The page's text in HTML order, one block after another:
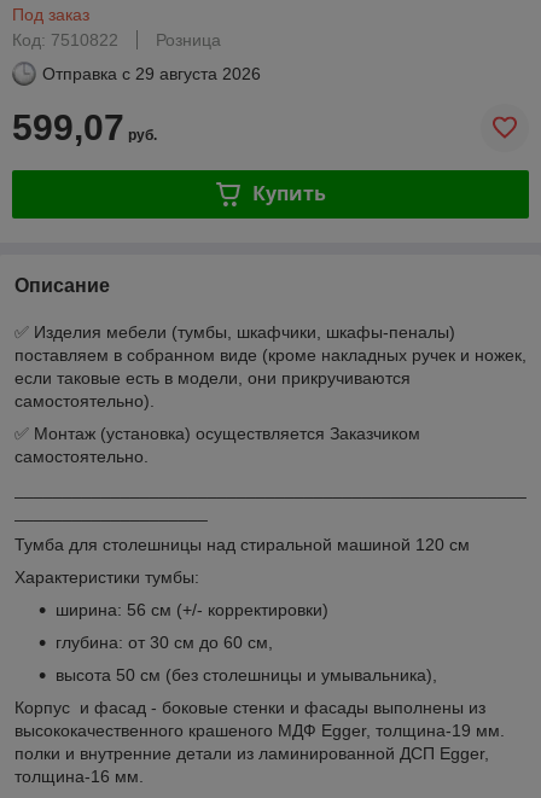
Под заказ
Код: 7510822
Розница
Отправка с 29 августа 2026
599,07 руб.
Купить
Описание
✅ Изделия мебели (тумбы, шкафчики, шкафы-пеналы)
поставляем в собранном виде (кроме накладных ручек и ножек,
если таковые есть в модели, они прикручиваются
самостоятельно).
✅ Монтаж (установка) осуществляется Заказчиком
самостоятельно.
Тумба для столешницы над стиральной машиной 120 см
Характеристики тумбы:
ширина: 56 см (+/- корректировки)
глубина: от 30 см до 60 см,
высота 50 см (без столешницы и умывальника),
Корпус и фасад - боковые стенки и фасады выполнены из
высококачественного крашеного МДФ Egger, толщина-19 мм.
полки и внутренние детали из ламинированной ДСП Egger,
толщина-16 мм.